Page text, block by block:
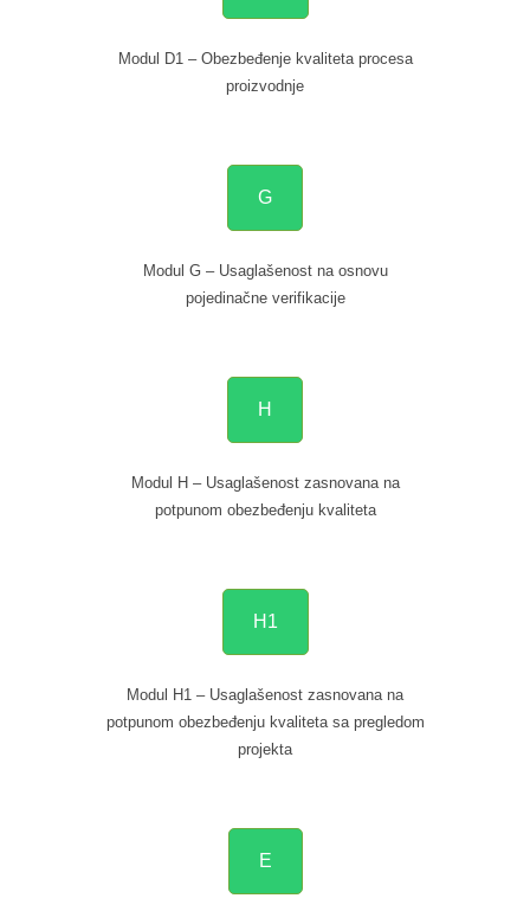
Modul D1 – Obezbeđenje kvaliteta procesa
proizvodnje
G
Modul G – Usaglašenost na osnovu
pojedinačne verifikacije
H
Modul H – Usaglašenost zasnovana na
potpunom obezbeđenju kvaliteta
H1
Modul H1 – Usaglašenost zasnovana na
potpunom obezbeđenju kvaliteta sa pregledom
projekta
E